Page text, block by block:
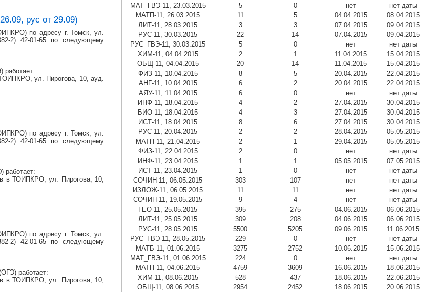
рус от 29.09)
по адресу г. Томск, ул.
2) 42-01-65 по следующему
работает:
ул. Пирогова, 10, ауд.
по адресу г. Томск, ул.
2) 42-01-65 по следующему
работает:
в ТОИПКРО, ул. Пирогова, 10,
по адресу г. Томск, ул.
2) 42-01-65 по следующему
работает:
в ТОИПКРО, ул. Пирогова, 10,
МАТ_ГВЭ-11, 23.03.2015
5 0 нет
нет даты
МАТП-11, 26.03.2015
11 5 04.04.2015
08.04.2015
ЛИТ-11, 28.03.2015
3 3 07.04.2015
09.04.2015
РУС-11, 30.03.2015
22 14 07.04.2015
09.04.2015
РУС_ГВЭ-11, 30.03.2015
5 0 нет
нет даты
ХИМ-11, 04.04.2015
2 1 11.04.2015
15.04.2015
ОБЩ-11, 04.04.2015
20 14 11.04.2015
15.04.2015
ФИЗ-11, 10.04.2015
8 5 20.04.2015
22.04.2015
АНГ-11, 10.04.2015
6 2 20.04.2015
22.04.2015
АЯУ-11, 11.04.2015
6 0 нет
нет даты
ИНФ-11, 18.04.2015
4 2 27.04.2015
30.04.2015
БИО-11, 18.04.2015
4 3 27.04.2015
30.04.2015
ИСТ-11, 18.04.2015
8 6 27.04.2015
30.04.2015
РУС-11, 20.04.2015
2 2 28.04.2015
05.05.2015
МАТП-11, 21.04.2015
2 1 29.04.2015
05.05.2015
ФИЗ-11, 22.04.2015
2 0 нет
нет даты
ИНФ-11, 23.04.2015
1 1 05.05.2015
07.05.2015
ИСТ-11, 23.04.2015
1 0 нет
нет даты
СОЧИН-11, 06.05.2015
303 107 нет
нет даты
ИЗЛОЖ-11, 06.05.2015
11 11 нет
нет даты
СОЧИН-11, 19.05.2015
9 4 нет
нет даты
ГЕО-11, 25.05.2015
395 275 04.06.2015
06.06.2015
ЛИТ-11, 25.05.2015
309 208 04.06.2015
06.06.2015
РУС-11, 28.05.2015
5500 5205 09.06.2015
11.06.2015
РУС_ГВЭ-11, 28.05.2015
229 0 нет
нет даты
МАТБ-11, 01.06.2015
3275 2752 10.06.2015
15.06.2015
МАТ_ГВЭ-11, 01.06.2015
224 0 нет
нет даты
МАТП-11, 04.06.2015
4759 3609 16.06.2015
18.06.2015
ХИМ-11, 08.06.2015
528 437 18.06.2015
22.06.2015
ОБЩ-11, 08.06.2015
2954 2452 18.06.2015
20.06.2015